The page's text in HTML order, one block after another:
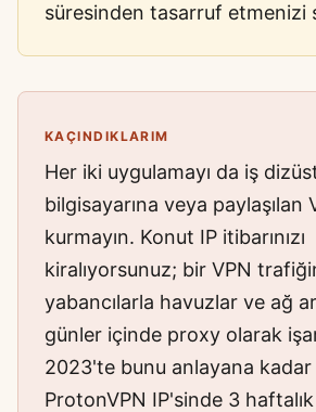
süresinden tasarruf etmenizi
KAÇINDIKLARIM
Her iki uygulamayı da iş
bilgisayarına veya paylaşılan
kurmayın. Konut IP itibarınızı
kiralıyorsunuz; bir VPN
yabancılarla havuzlar ve ağ
günler içinde proxy olarak
2023'te bunu anlayana kadar
ProtonVPN IP'sinde 3 haftalık